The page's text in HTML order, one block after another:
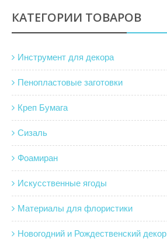
КАТЕГОРИИ ТОВАРОВ
Инструмент для декора
Пенопластовые заготовки
Креп Бумага
Сизаль
Фоамиран
Искусственные ягоды
Материалы для флористики
Новогодний и Рождественский декор